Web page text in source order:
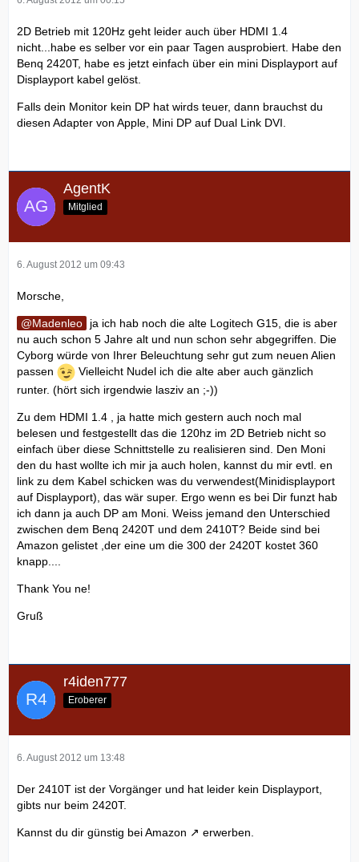
2D Betrieb mit 120Hz geht leider auch über HDMI 1.4
nicht...habe es selber vor ein paar Tagen ausprobiert. Habe den
Benq 2420T, habe es jetzt einfach über ein mini Displayport auf
Displayport kabel gelöst.
Falls dein Monitor kein DP hat wirds teuer, dann brauchst du
diesen Adapter von Apple, Mini DP auf Dual Link DVI.
AgentK
Mitglied
6. August 2012 um 09:43
Morsche,
Madenleo
ja ich hab noch die alte Logitech G15, die is aber
nu auch schon 5 Jahre alt und nun schon sehr abgegriffen. Die
Cyborg würde von Ihrer Beleuchtung sehr gut zum neuen Alien
passen
Vielleicht Nudel ich die alte aber auch gänzlich
runter. (hört sich irgendwie lasziv an ;-))
Zu dem HDMI 1.4 , ja hatte mich gestern auch noch mal
belesen und festgestellt das die 120hz im 2D Betrieb nicht so
einfach über diese Schnittstelle zu realisieren sind. Den Moni
den du hast wollte ich mir ja auch holen, kannst du mir evtl. en
link zu dem Kabel schicken was du verwendest(Minidisplayport
auf Displayport), das wär super. Ergo wenn es bei Dir funzt hab
ich dann ja auch DP am Moni. Weiss jemand den Unterschied
zwischen dem Benq 2420T und dem 2410T? Beide sind bei
Amazon gelistet ,der eine um die 300 der 2420T kostet 360
knapp....
Thank You ne!
Gruß
r4iden777
Eroberer
6. August 2012 um 13:48
Der 2410T ist der Vorgänger und hat leider kein Displayport,
gibts nur beim 2420T.
Kannst du dir günstig beiAmazon erwerben.